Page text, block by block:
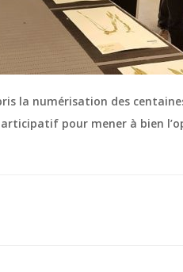
la numérisation des
pour mener à bien